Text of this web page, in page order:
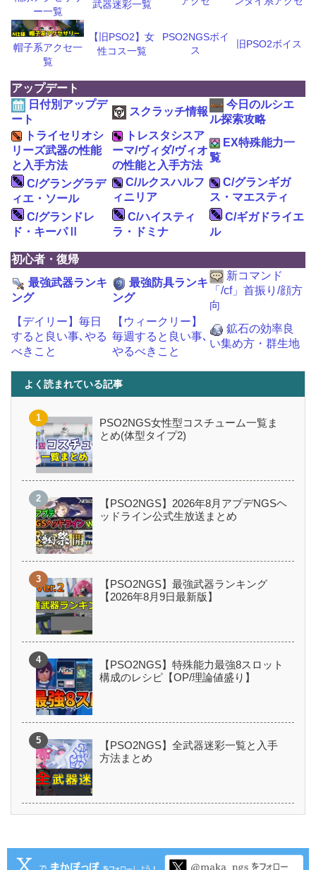
ー一覧
武器迷彩一覧
帽子系アクセ一
覧
【旧PSO2】女
性コス一覧
PSO2NGSボイ
ス
旧PSO2ボイス
アップデート
日付別アップデ
ート
スクラッチ情報
今日のルシエ
ル探索攻略
トライセリオシ
リーズ武器の性能
と入手方法
トレスタシスア
ーマ/ヴィダ/ヴィオ
の性能と入手方法
EX特殊能力一
覧
C/グラングラデ
ィエ・ソール
C/ルクスハルフ
ィニリア
C/グランギガ
ス・マエスティ
C/グランドレ
ド・キーパⅡ
C/ハイスティ
ラ・ドミナ
C/ギガドライエ
ル
初心者・復帰
最強武器ランキ
ング
最強防具ランキ
ング
新コマンド
「/cf」首振り/顔方
向
【デイリー】毎日
すると良い事､やる
べきこと
【ウィークリー】
毎週すると良い事､
やるべきこと
鉱石の効率良
い集め方・群生地
よく読まれている記事
PSO2NGS女性型コスチューム一覧ま
とめ(体型タイプ2)
【PSO2NGS】2026年8月アプデNGSヘ
ッドライン公式生放送まとめ
【PSO2NGS】最強武器ランキング
【2026年8月9日最新版】
【PSO2NGS】特殊能力最強8スロット
構成のレシピ【OP/理論値盛り】
【PSO2NGS】全武器迷彩一覧と入手
方法まとめ